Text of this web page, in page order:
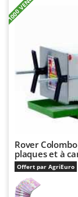
Rover
plaques et à
Offert par AgriEuro